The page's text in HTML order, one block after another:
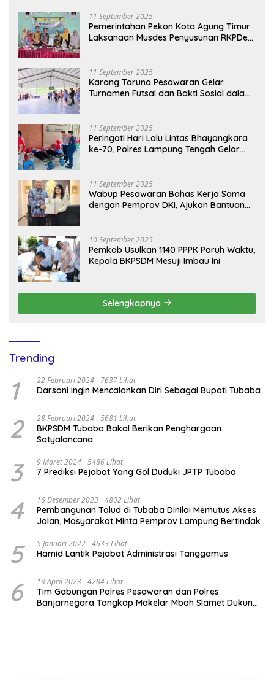
11 September 2025
Pemerintahan Pekon Kota Agung Timur
Laksanaan Musdes Penyusunan RKPDes
11 September 2025
Karang Taruna Pesawaran Gelar
Turnamen Futsal dan Bakti Sosial dalam
11 September 2025
Peringati Hari Lalu Lintas Bhayangkara
ke-70, Polres Lampung Tengah Gelar
11 September 2025
Wabup Pesawaran Bahas Kerja Sama
dengan Pemprov DKI, Ajukan Bantuan
10 September 2025
Pemkab Usulkan 1140 PPPK Paruh Waktu,
Kepala BKPSDM Mesuji Imbau Ini
Selengkapnya
Trending
1 22 Februari 2024 7637 Lihat
Darsani Ingin Mencalonkan Diri Sebagai Bupati Tubaba
2 28 Februari 2024 5681 Lihat
BKPSDM Tubaba Bakal Berikan Penghargaan
Satyalancana
3 9 Maret 2024 5486 Lihat
7 Prediksi Pejabat Yang Gol Duduki JPTP Tubaba
4 16 Desember 2023 4802 Lihat
Pembangunan Talud di Tubaba Dinilai Memutus Akses
Jalan, Masyarakat Minta Pemprov Lampung Bertindak
5 5 Januari 2022 4633 Lihat
Hamid Lantik Pejabat Administrasi Tanggamus
6 13 April 2023 4284 Lihat
Tim Gabungan Polres Pesawaran dan Polres
Banjarnegara Tangkap Makelar Mbah Slamet Dukun